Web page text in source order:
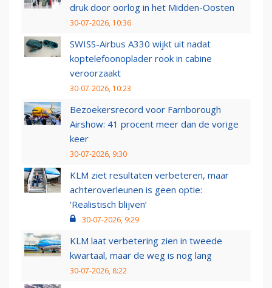
druk door oorlog in het Midden-Oosten
30-07-2026, 10:36
SWISS-Airbus A330 wijkt uit nadat
koptelefoonoplader rook in cabine
veroorzaakt
30-07-2026, 10:23
Bezoekersrecord voor Farnborough
Airshow: 41 procent meer dan de vorige
keer
30-07-2026, 9:30
KLM ziet resultaten verbeteren, maar
achteroverleunen is geen optie:
‘Realistisch blijven’
30-07-2026, 9:29
KLM laat verbetering zien in tweede
kwartaal, maar de weg is nog lang
30-07-2026, 8:22